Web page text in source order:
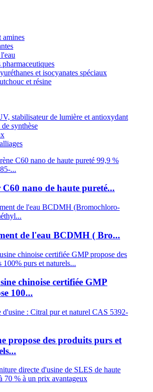
amines
et isocyanates spéciaux
et résine
stabilisateur de lumière et antioxydant
synthèse
nano de haute pureté...
de l'eau BCDMH ( Bro...
chinoise certifiée GMP
100...
propose des produits purs et